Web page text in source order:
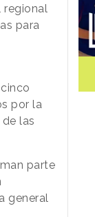
regional
para
por la
las
parte
general